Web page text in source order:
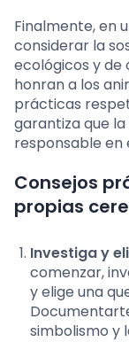
Finalmente, en
considerar la
ecológicos y de
honran a los
prácticas
garantiza que
responsable en
Consejos
propias
Investiga y
comenzar,
y elige una
simbolismo y